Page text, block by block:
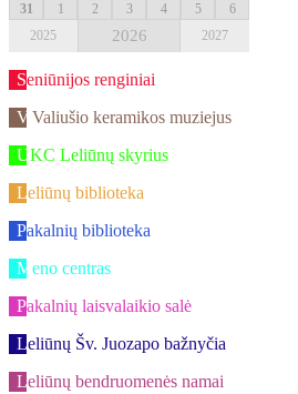
31
1 2 3 4 5
6
2025
2026 2027
Seniūnijos renginiai
V.Valiušio keramikos muziejus
UKC Leliūnų skyrius
Leliūnų biblioteka
Pakalnių biblioteka
Meno centras
Pakalnių laisvalaikio salė
Leliūnų Šv. Juozapo bažnyčia
Leliūnų bendruomenės namai